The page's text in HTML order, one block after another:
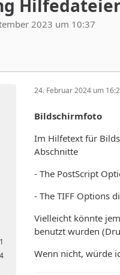
Hilfedateien
2023 um 10:37
24. Februar 2024 um
Bildschirmfoto
Im Hilfetext für
Abschnitte
- The PostScript
- The TIFF Options
Vielleicht könnte
benutzt wurden
Wenn nicht, würde